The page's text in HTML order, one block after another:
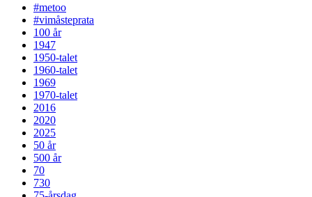
#metoo
#vimåsteprata
100 år
1947
1950-talet
1960-talet
1969
1970-talet
2016
2020
2025
50 år
500 år
70
730